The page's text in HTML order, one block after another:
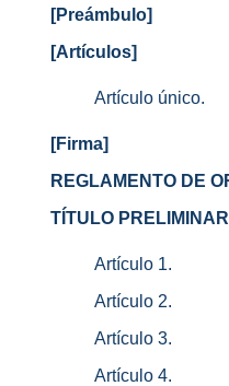
[Preámbulo]
[Artículos]
Artículo único.
[Firma]
REGLAMENTO DE
TÍTULO
Artículo 1.
Artículo 2.
Artículo 3.
Artículo 4.